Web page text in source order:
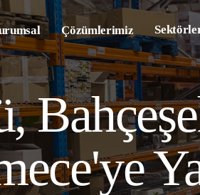
Çözümlerimiz